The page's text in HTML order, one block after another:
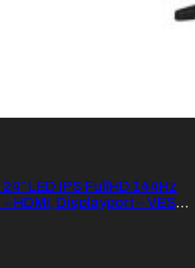
LED IPS FullHD 144Hz
HDMI, Displayport – VESA